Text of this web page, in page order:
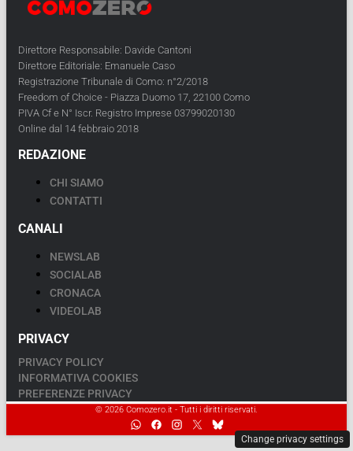
Direttore Responsabile: Davide Cantoni
Direttore Editoriale: Emanuele Caso
Registrazione Tribunale di Como: n°2/2018
Freedom of Choice - Piazza Duomo 17, 22100 Como
PIVA Cf e N° Iscr. Registro Imprese 03799020130
Online dal 14 febbraio 2018
REDAZIONE
CHI SIAMO
CONTATTI
CANALI
NEWSLAB
SOCIALAB
CRONACA
VIDEOLAB
PRIVACY
PRIVACY POLICY
INFORMATIVA COOKIES
PREFERENZE PRIVACY
© 2026 Comozero.it - Tutti i diritti riservati.
Change privacy settings